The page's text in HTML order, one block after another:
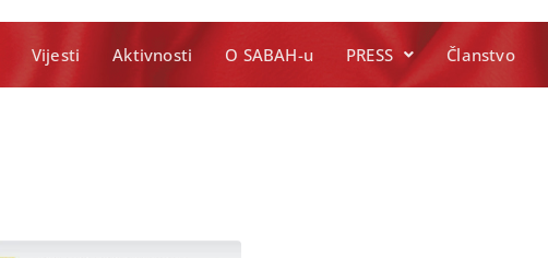
Vijesti Aktivnosti O SABAH-u PRESS Članstvo